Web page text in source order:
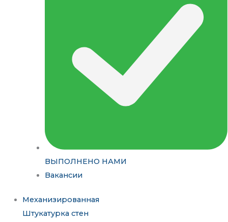
ВЫПОЛНЕНО НАМИ
Вакансии
Механизированная
Штукатурка стен